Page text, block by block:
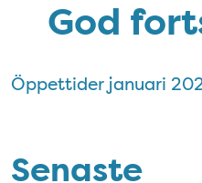
God
Öppettider januari
Senaste